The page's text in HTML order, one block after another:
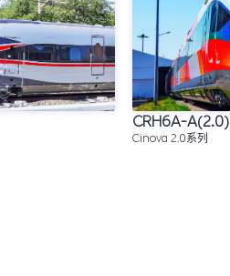
CRH6A-A(2.0)
Cinova 2.0系列